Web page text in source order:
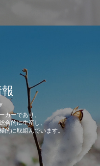
カーであり、
合的に生産し、
的に取組んでいます。